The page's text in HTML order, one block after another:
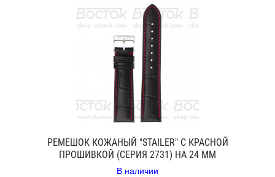
РЕМЕШОК КОЖАНЫЙ "STAILER" С КРАСНОЙ
ПРОШИВКОЙ (СЕРИЯ 2731) НА 24 ММ
В наличии